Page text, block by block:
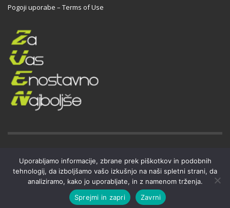
Pogoji uporabe – Terms of Use
GET SOCIAL
2026 © ZVEN MA, trgovina in storitve, d.o.o.. | Vse pravice pridržane
Uporabljamo informacije, zbrane prek piškotkov in podobnih
tehnologij, da izboljšamo vašo izkušnjo na naši spletni strani, da
analiziramo, kako jo uporabljate, in z namenom trženja.
Sprejmi in zapri
Zavrni